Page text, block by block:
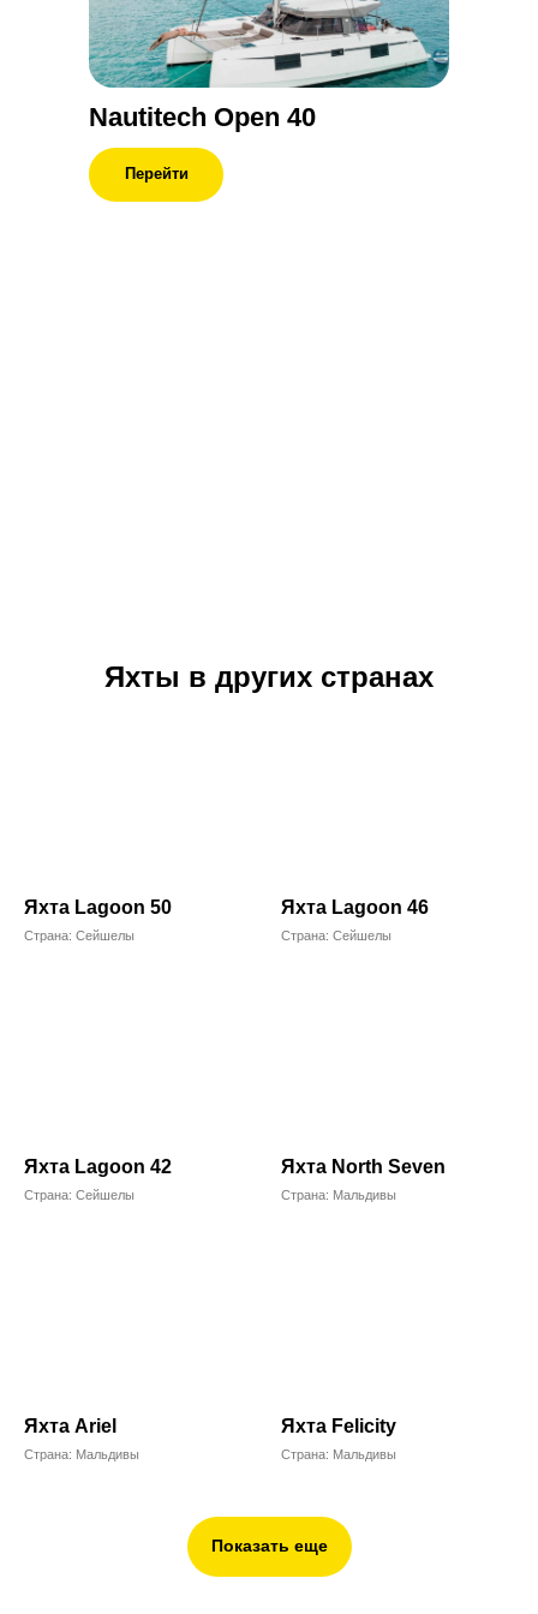
Nautitech Open 40
Перейти
Яхты в других странах
Яхта Lagoon 50
Страна: Сейшелы
Яхта Lagoon 46
Страна: Сейшелы
Яхта Lagoon 42
Страна: Сейшелы
Яхта North Seven
Страна: Мальдивы
Яхта Ariel
Страна: Мальдивы
Яхта Felicity
Страна: Мальдивы
Показать еще